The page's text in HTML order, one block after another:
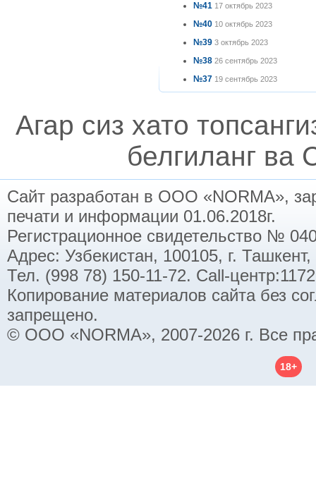
№41 17 октябрь 2023
№40 10 октябрь 2023
№39 3 октябрь 2023
№38 26 сентябрь 2023
№37 19 сентябрь 2023
Агар сиз хато
белгиланг ва
Сайт разработан в ООО «NORMA»,
печати и информации 01.06.2018г.
Регистрационное свидетельство №
Адрес: Узбекистан, 100105, г.
Тел. (998 78) 150-11-72. Call-
Копирование материалов сайта без
запрещено.
© ООО «NORMA», 2007-2026 г. Все
18+